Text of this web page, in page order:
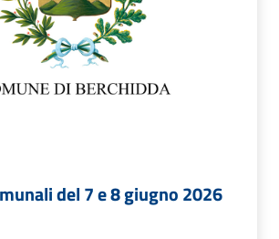
del 7 e 8 giugno 2026